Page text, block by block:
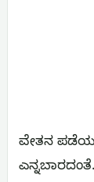
ವೇತನ